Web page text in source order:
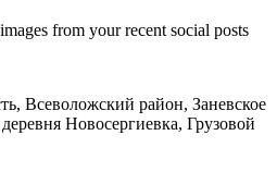
from your recent social posts
Всеволожский район, Заневское
Новосергиевка, Грузовой